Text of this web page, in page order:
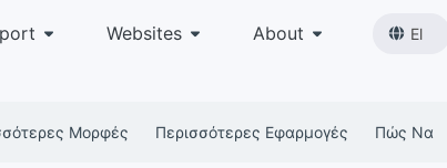
Websites About El
Μορφές Περισσότερες Εφαρμογές Πώς Να